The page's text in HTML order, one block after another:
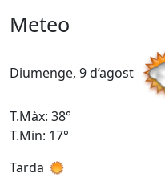
Meteo
Diumenge, 9 d’agost
T.Màx: 38°
T.Min: 17°
Tarda